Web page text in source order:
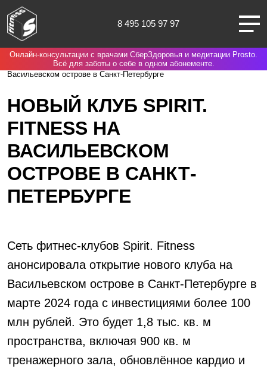
8 495 105 97 97
Москва
О НАС
КЛУБЫ
ТРЕНИРОВКИ
ЧЛЕНАМ КЛУБА
АКЦИИ
НОВОСТИ
Онлайн-консультации с врачами СберЗдоровья и медитации Prosto.
Всё для заботы о себе в одном абонементе.
Spirit. Fitness Новости
Новый клуб Spirit. Fitness на
Васильевском острове в Санкт-Петербурге
НОВЫЙ КЛУБ SPIRIT.
FITNESS НА
ВАСИЛЬЕВСКОМ
ОСТРОВЕ В САНКТ-
ПЕТЕРБУРГЕ
Сеть фитнес-клубов Spirit. Fitness
анонсировала открытие нового клуба на
Васильевском острове в Санкт-Петербурге в
марте 2024 года с инвестициями более 100
млн рублей. Это будет 1,8 тыс. кв. м
пространства, включая 900 кв. м
тренажерного зала, обновлённое кардио и